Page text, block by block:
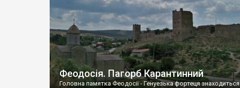
Феодосія. Пагорб Карантинний
Головна памятка Феодосії - Генуезька фортеця знаходиться